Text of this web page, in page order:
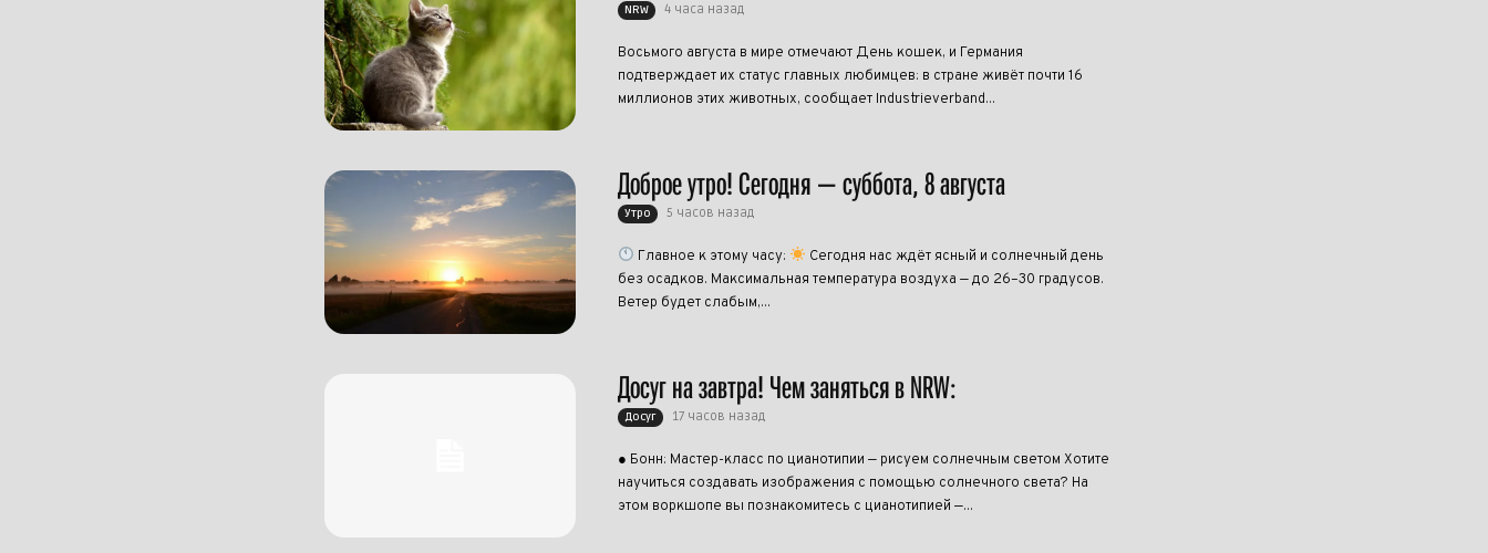
NRW 4 часа назад
Восьмого августа в мире отмечают День кошек, и Германия
подтверждает их статус главных любимцев: в стране живёт почти 16
миллионов этих животных, сообщает Industrieverband...
Доброе утро! Сегодня — суббота, 8 августа
Утро 5 часов назад
Главное к этому часу:
Сегодня нас ждёт ясный и солнечный день
без осадков. Максимальная температура воздуха — до 26–30 градусов.
Ветер будет слабым,...
Досуг на завтра! Чем заняться в NRW:
Досуг 17 часов назад
● Бонн: Мастер-класс по цианотипии — рисуем солнечным светом Хотите
научиться создавать изображения с помощью солнечного света? На
этом воркшопе вы познакомитесь с цианотипией —...